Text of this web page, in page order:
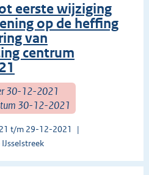
eerste wijziging
op de heffing
van
centrum
30-12-2021
30-12-2021
t/m 29-12-2021